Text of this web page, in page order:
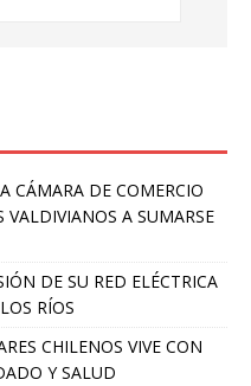
CÁMARA DE COMERCIO
VALDIVIANOS A SUMARSE
DE SU RED ELÉCTRICA
RÍOS
CHILENOS VIVE CON
Y SALUD